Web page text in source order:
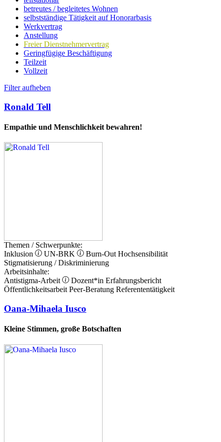
betreutes / begleitetes Wohnen
selbstständige Tätigkeit auf Honorarbasis
Werkvertrag
Anstellung
Freier Dienstnehmervertrag
Geringfügige Beschäftigung
Teilzeit
Vollzeit
Filter aufheben
Ronald Tell
Empathie und Menschlichkeit bewahren!
Themen / Schwerpunkte:
Inklusion
UN-BRK Burn-Out Hochsensibilität
Stigmatisierung / Diskriminierung
Arbeitsinhalte:
Antistigma-Arbeit
Dozent*in Erfahrungsbericht
Öffentlichkeitsarbeit Peer-Beratung Referententätigkeit
Oana-Mihaela Iusco
Kleine Stimmen, große Botschaften